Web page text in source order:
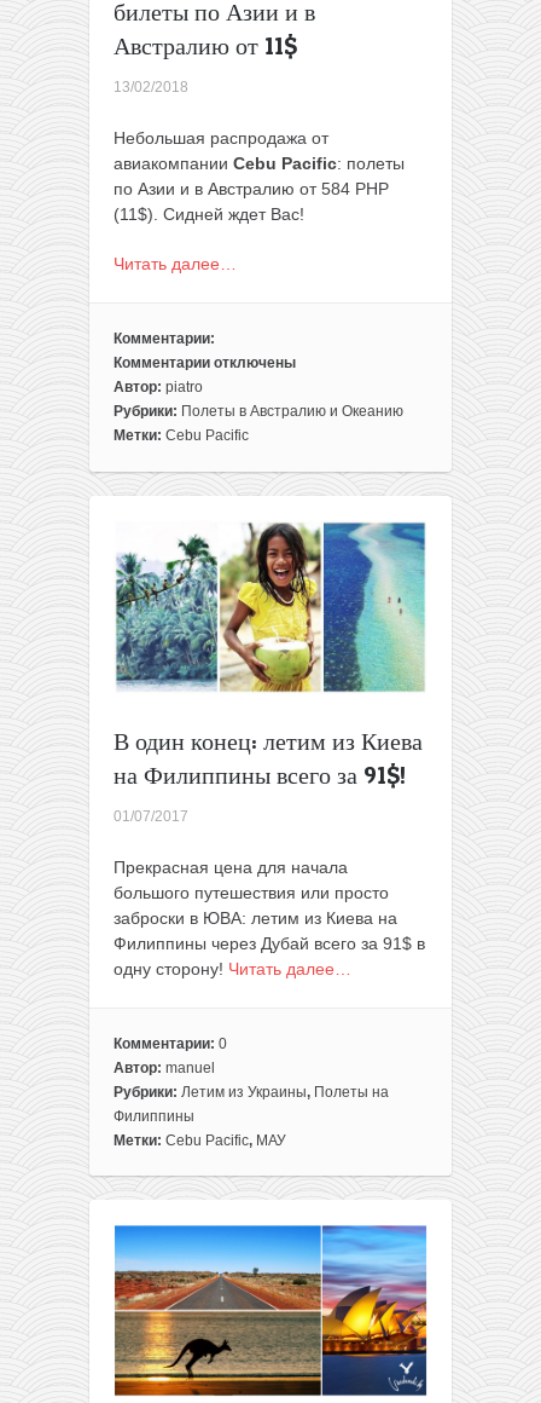
билеты по Азии и в
Австралию от 11$
13/02/2018
Небольшая распродажа от
авиакомпании Cebu Pacific: полеты
по Азии и в Австралию от 584 PHP
(11$). Сидней ждет Вас!
Читать далее…
Комментарии:
Комментарии
к
записи
Распродажа
Pacific:
Азии
и
в
Австралию
от
11$
отключены
Автор: piatro
Рубрики: Полеты в Австралию и Океанию
Метки: Cebu Pacific
В один конец: летим из Киева
на Филиппины всего за 91$!
01/07/2017
Прекрасная цена для начала
большого путешествия или просто
заброски в ЮВА: летим из Киева на
Филиппины через Дубай всего за 91$ в
одну сторону! Читать далее…
Комментарии: 0
Автор: manuel
Рубрики: Летим из Украины, Полеты на
Филиппины
Метки: Cebu Pacific, МАУ